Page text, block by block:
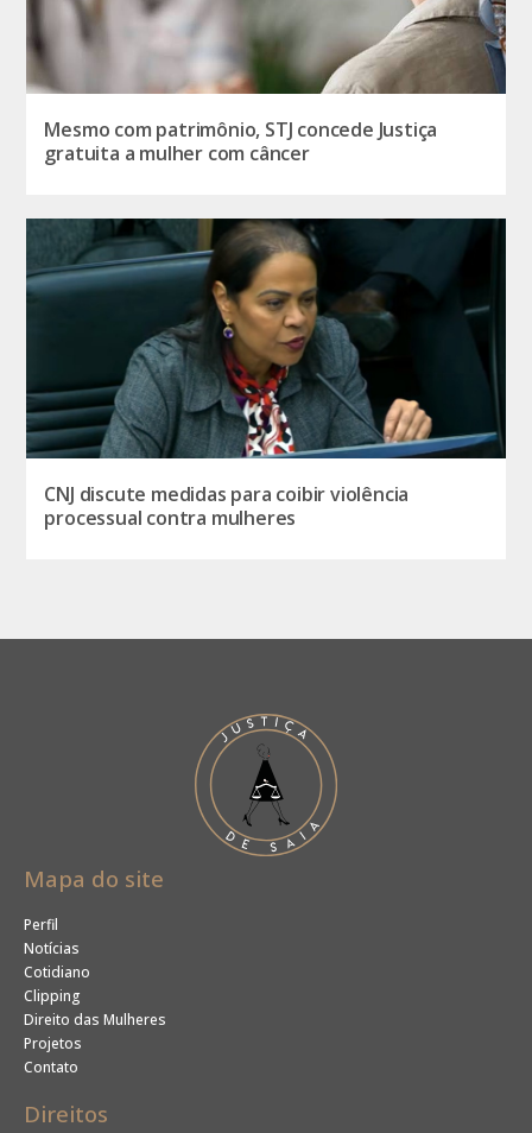
Mesmo com patrimônio, STJ concede Justiça
gratuita a mulher com câncer
CNJ discute medidas para coibir violência
processual contra mulheres
Mapa do site
Perfil
Notícias
Cotidiano
Clipping
Direito das Mulheres
Projetos
Contato
Direitos